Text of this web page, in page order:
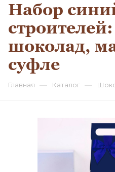
Набор
шоколад,
суфле
Главная — Каталог —